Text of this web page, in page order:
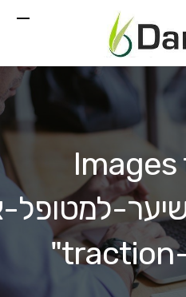
למטופל-
traction-